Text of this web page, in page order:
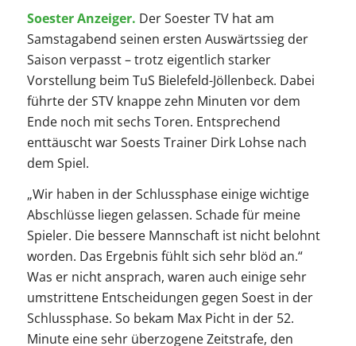
Soester Anzeiger. Der Soester TV hat am
Samstagabend seinen ersten Auswärtssieg der
Saison verpasst – trotz eigentlich starker
Vorstellung beim TuS Bielefeld-Jöllenbeck. Dabei
führte der STV knappe zehn Minuten vor dem
Ende noch mit sechs Toren. Entsprechend
enttäuscht war Soests Trainer Dirk Lohse nach
dem Spiel.
„Wir haben in der Schlussphase einige wichtige
Abschlüsse liegen gelassen. Schade für meine
Spieler. Die bessere Mannschaft ist nicht belohnt
worden. Das Ergebnis fühlt sich sehr blöd an.“
Was er nicht ansprach, waren auch einige sehr
umstrittene Entscheidungen gegen Soest in der
Schlussphase. So bekam Max Picht in der 52.
Minute eine sehr überzogene Zeitstrafe, den